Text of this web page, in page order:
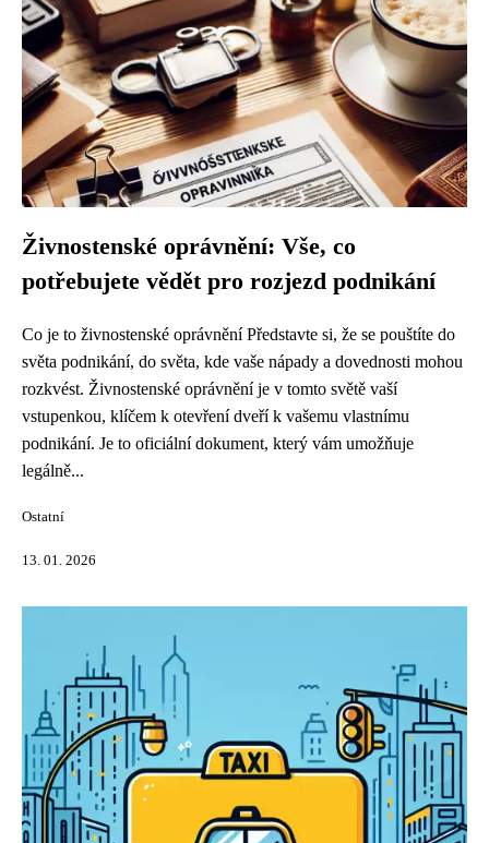
Živnostenské oprávnění: Vše, co
potřebujete vědět pro rozjezd podnikání
Co je to živnostenské oprávnění Představte si, že se pouštíte do
světa podnikání, do světa, kde vaše nápady a dovednosti mohou
rozkvést. Živnostenské oprávnění je v tomto světě vaší
vstupenkou, klíčem k otevření dveří k vašemu vlastnímu
podnikání. Je to oficiální dokument, který vám umožňuje
legálně...
Ostatní
13. 01. 2026